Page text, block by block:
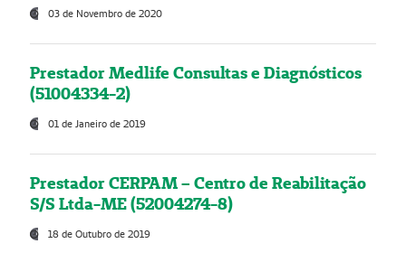
03 de Novembro de 2020
Prestador Medlife Consultas e Diagnósticos
(51004334-2)
01 de Janeiro de 2019
Prestador CERPAM – Centro de Reabilitação
S/S Ltda-ME (52004274-8)
18 de Outubro de 2019